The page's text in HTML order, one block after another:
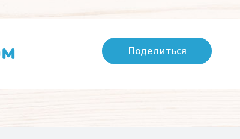
Поделиться